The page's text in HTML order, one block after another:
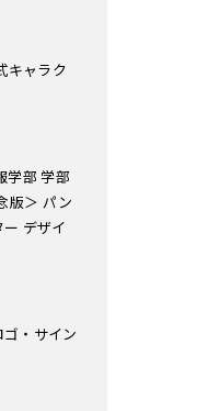
キャラク
学部 学部
版＞ パン
デザイ
・サイン